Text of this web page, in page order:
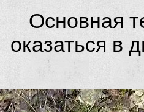
Основная
оказаться в